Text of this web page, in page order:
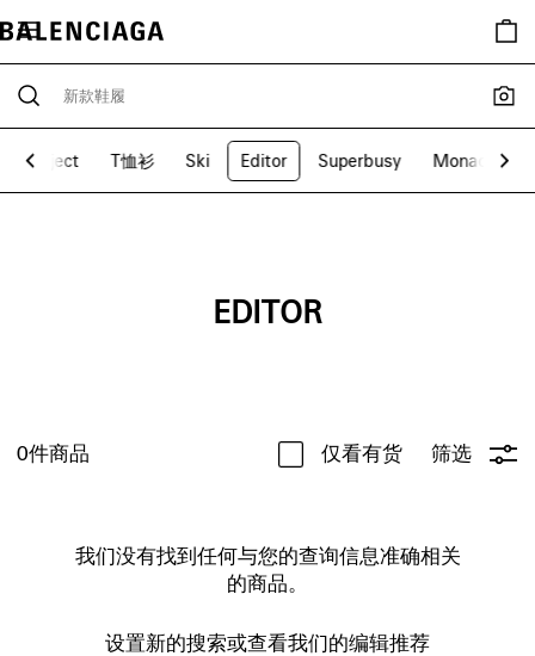
Project T恤衫 Ski Editor Superbusy Monaco
EDITOR
0件商品 仅看有货 筛选
我们没有找到任何与您的查询信息准确相关
的商品。
设置新的搜索或查看我们的编辑推荐